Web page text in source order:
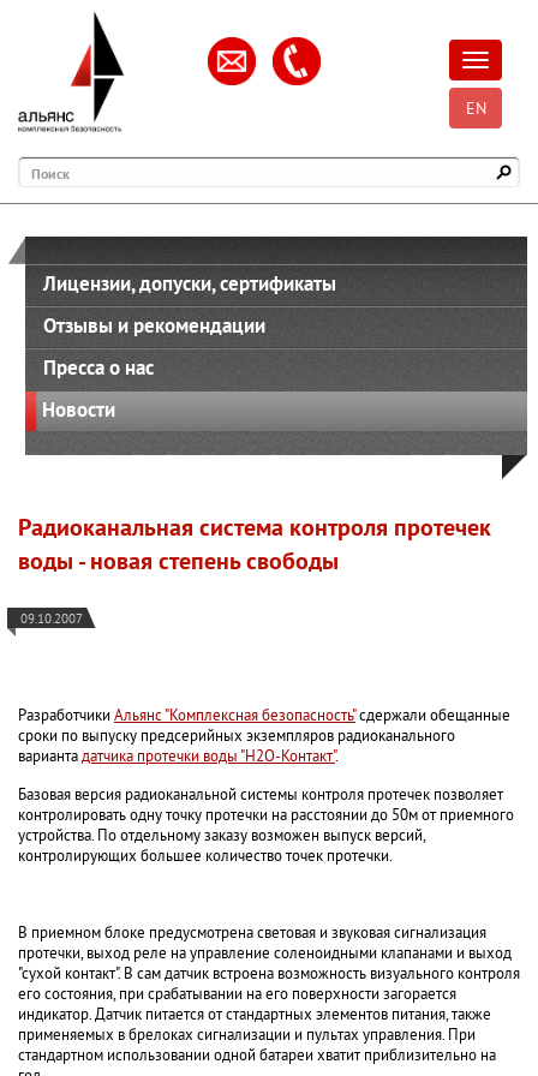
EN
Поиск
Лицензии, допуски, сертификаты
Отзывы и рекомендации
Пресса о нас
Новости
Радиоканальная система контроля протечек
воды - новая степень свободы
09.10.2007
РазработчикиАльянс "Комплексная безопасность"сдержали обещанные
сроки по выпуску предсерийных экземпляров радиоканального
вариантадатчика протечки воды "H2O-Контакт".
Базовая версия радиоканальной системы контроля протечек позволяет
контролировать одну точку протечки на расстоянии до 50м от приемного
устройства. По отдельному заказу возможен выпуск версий,
контролирующих большее количество точек протечки.
В приемном блоке предусмотрена световая и звуковая сигнализация
протечки, выход реле на управление соленоидными клапанами и выход
"сухой контакт". В сам датчик встроена возможность визуального контроля
его состояния, при срабатывании на его поверхности загорается
индикатор. Датчик питается от стандартных элементов питания, также
применяемых в брелоках сигнализации и пультах управления. При
стандартном использовании одной батареи хватит приблизительно на